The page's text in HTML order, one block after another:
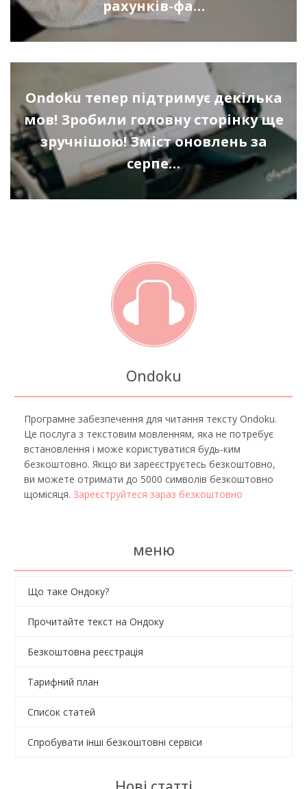
рахунків-фа…
Ondoku тепер підтримує декілька
мов! Зробили головну сторінку ще
зручнішою! Зміст оновлень за
серпе…
Ondoku
Програмне забезпечення для читання тексту Ondoku.
Це послуга з текстовим мовленням, яка не потребує
встановлення і може користуватися будь-ким
безкоштовно. Якщо ви зареєструєтесь безкоштовно,
ви можете отримати до 5000 символів безкоштовно
щомісяця. Зареєструйтеся зараз безкоштовно
меню
Що таке Ондоку?
Прочитайте текст на Ондоку
Безкоштовна реєстрація
Тарифний план
Список статей
Спробувати інші безкоштовні сервіси